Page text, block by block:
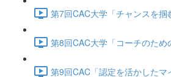
第7回CAC大学「チャンスを
第8回CAC大学「コーチのた
第9回CAC「認定を活かした